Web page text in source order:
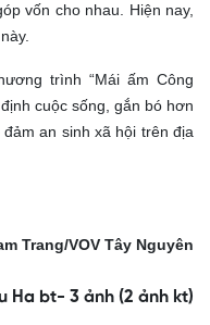
vốn cho nhau. Hiện nay,
trình “Mái ấm Công
cuộc sống, gắn bó hơn
an sinh xã hội trên địa
Trang/VOV Tây Nguyên
Ha bt- 3 ảnh (2 ảnh kt)